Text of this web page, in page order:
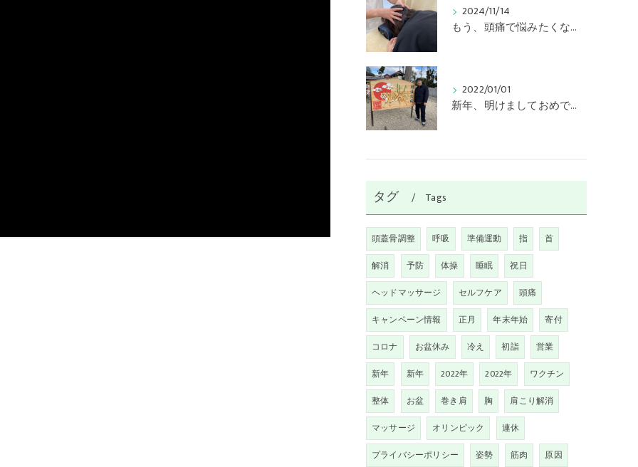
2024/11/14
もう、頭痛で悩みたくない！
2022/01/01
新年、明けましておめでとうございます
タグ Tags
頭蓋骨調整 呼吸 準備運動 指
首
解消
予防 体操 睡眠
祝日
ヘッドマッサージ
セルフケア
頭痛
キャンペーン情報
正月 年末年始
寄付
コロナ
お盆休み 冷え 初詣
営業
新年
新年 2022年 2022年
ワクチン
整体
お盆 巻き肩 胸
肩こり解消
マッサージ
オリンピック
連休
プライバシーポリシー
姿勢 筋肉 原因